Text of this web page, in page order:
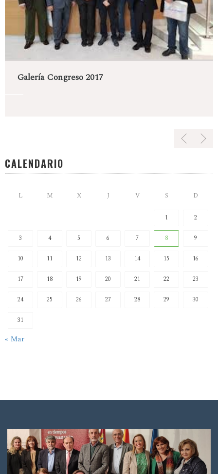
Galería Congreso 2017
CALENDARIO
L M X J V S D
1 2
3 4 5 6 7 8 9
10 11 12 13 14 15 16
17 18 19 20 21 22 23
24 25 26 27 28 29 30
31
« Mar